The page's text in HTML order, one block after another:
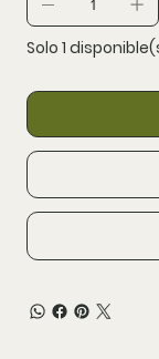
Solo 1